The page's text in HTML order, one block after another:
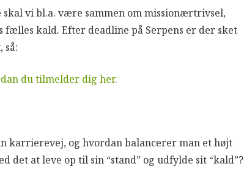
vi bl.a. være sammen om missionærtrivsel,
kald. Efter deadline på Serpens er der sket
så:
du tilmelder dig her.
karrierevej, og hvordan balancerer man et højt
det at leve op til sin “stand” og udfylde sit “kald”?